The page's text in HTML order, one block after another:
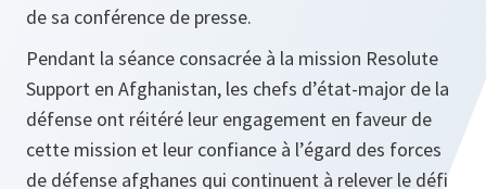
de sa conférence de presse.
Pendant la séance consacrée à la mission Resolute
Support en Afghanistan, les chefs d’état-major de la
défense ont réitéré leur engagement en faveur de
cette mission et leur confiance à l’égard des forces
de défense afghanes qui continuent à relever le défi